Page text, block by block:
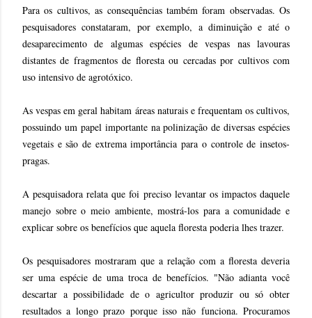
Para os cultivos, as consequências também foram observadas. Os
pesquisadores constataram, por exemplo, a diminuição e até o
desaparecimento de algumas espécies de vespas nas lavouras
distantes de fragmentos de floresta ou cercadas por cultivos com
uso intensivo de agrotóxico.
As vespas em geral habitam áreas naturais e frequentam os cultivos,
possuindo um papel importante na polinização de diversas espécies
vegetais e são de extrema importância para o controle de insetos-
pragas.
A pesquisadora relata que foi preciso levantar os impactos daquele
manejo sobre o meio ambiente, mostrá-los para a comunidade e
explicar sobre os benefícios que aquela floresta poderia lhes trazer.
Os pesquisadores mostraram que a relação com a floresta deveria
ser uma espécie de uma troca de benefícios. "Não adianta você
descartar a possibilidade de o agricultor produzir ou só obter
resultados a longo prazo porque isso não funciona. Procuramos